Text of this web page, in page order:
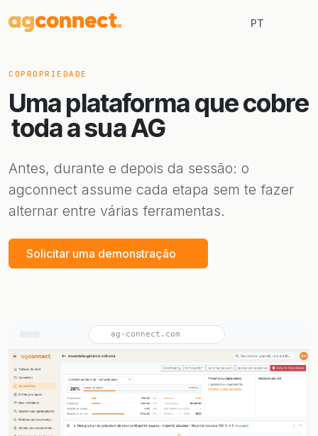
PT
COPROPRIEDADE
Uma plataforma que cobre
toda a sua AG
Antes, durante e depois da sessão: o
agconnect assume cada etapa sem te fazer
alternar entre várias ferramentas.
Solicitar uma demonstração
ag-connect.com